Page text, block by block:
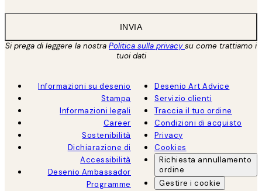
INVIA
Si prega di leggere la nostra Politica sulla privacysu come trattiamo i
tuoi dati
Informazioni su desenio
Stampa
Informazioni legali
Career
Sostenibilità
Dichiarazione di
Accessibilità
Desenio Ambassador
Programme
Desenio Art Advice
Servizio clienti
Traccia il tuo ordine
Condizioni di acquisto
Privacy
Cookies
Richiesta annullamento
ordine
Gestire i cookie